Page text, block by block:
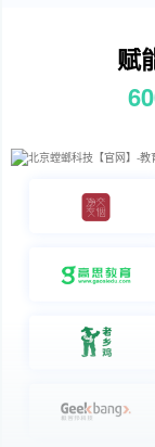
赋